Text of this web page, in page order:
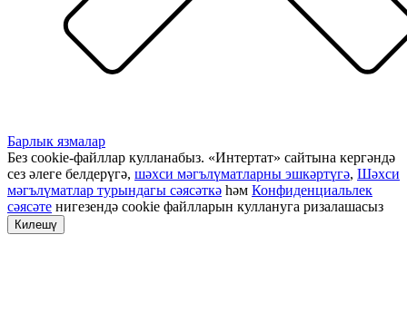
Барлык язмалар
Без cookie-файллар кулланабыз. «Интертат» сайтына кергәндә
сез әлеге белдерүгә, шәхси мәгълүматларны эшкәртүгә, Шәхси
мәгълүматлар турындагы сәясәткә һәм Конфиденциальлек
сәясәте нигезендә cookie файлларын куллануга ризалашасыз
Килешү